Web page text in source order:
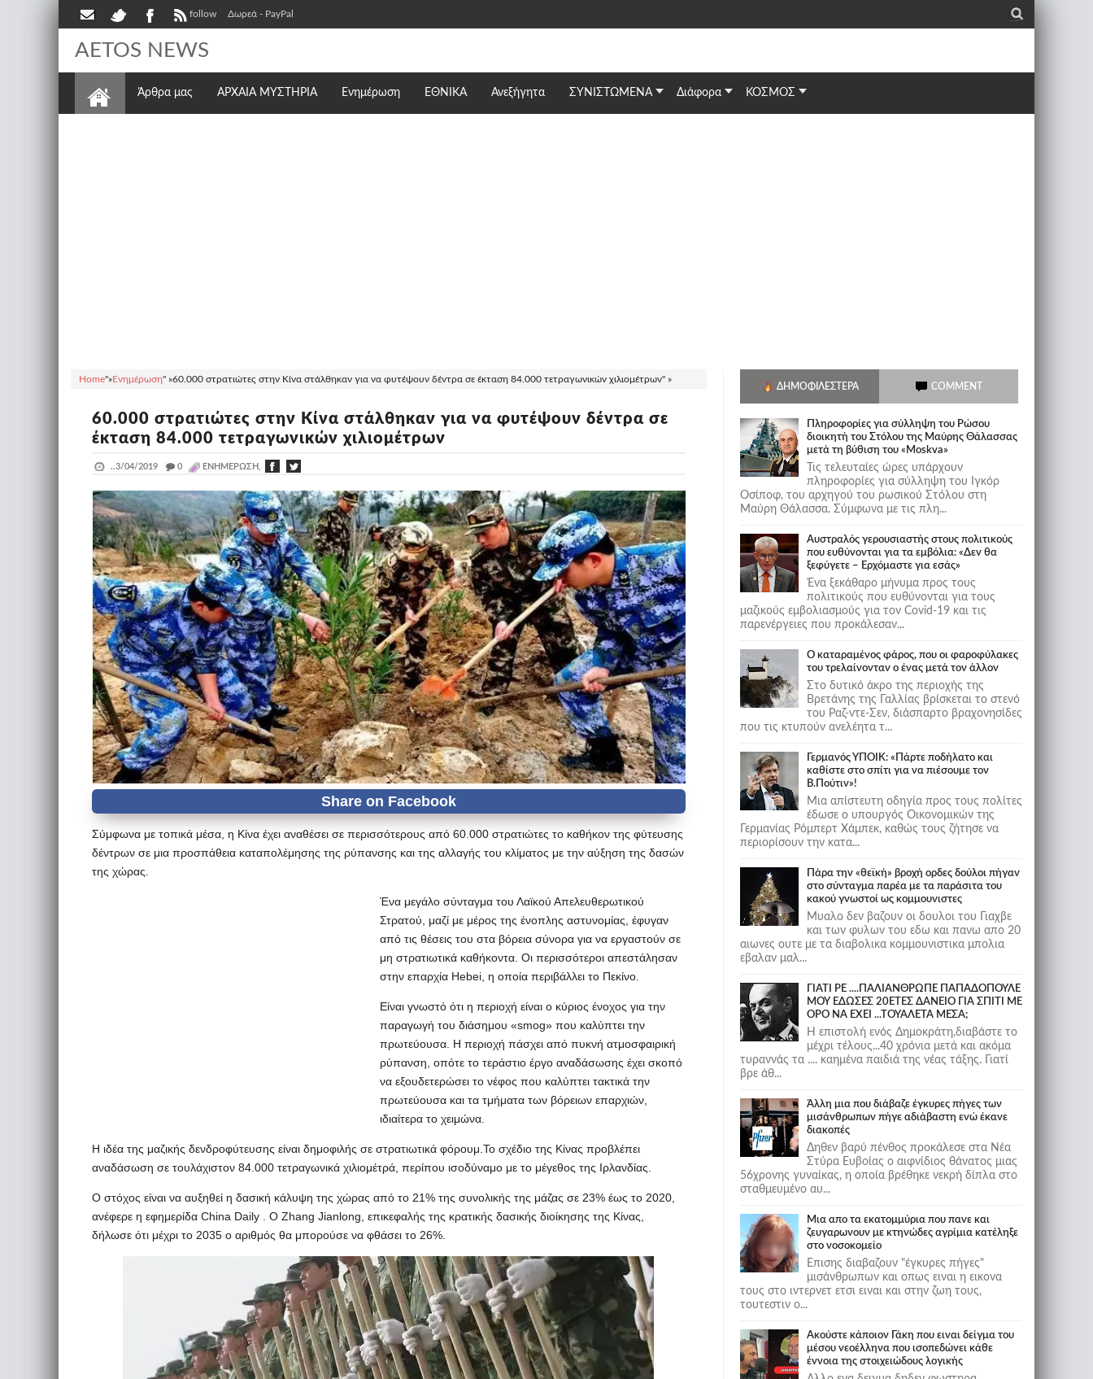
follow Δωρεά - PayPal _
AETOS NEWS
Άρθρα μας ΑΡΧΑΙΑ ΜΥΣΤΗΡΙΑ Ενημέρωση ΕΘΝΙΚΆ Ανεξήγητα ΣΥΝΙΣΤΩΜΕΝΑ Διάφορα ΚΟΣΜΟΣ
Home"»Ενημέρωση" »60.000 στρατιώτες στην Κίνα στάλθηκαν για να φυτέψουν δέντρα σε έκταση 84.000 τετραγωνικών χιλιομέτρων" »
60.000 στρατιώτες στην Κίνα στάλθηκαν για να φυτέψουν δέντρα σε
έκταση 84.000 τετραγωνικών χιλιομέτρων
..3/04/2019 _ 0 ΕΝΗΜΈΡΩΣΗ,
Σύμφωνα με τοπικά μέσα, η Κίνα έχει αναθέσει σε περισσότερους από 60.000 στρατιώτες το καθήκον της φύτευσης
δέντρων σε μια προσπάθεια καταπολέμησης της ρύπανσης και της αλλαγής του κλίματος με την αύξηση της δασών
της χώρας.
Ένα μεγάλο σύνταγμα του Λαϊκού Απελευθερωτικού
Στρατού, μαζί με μέρος της ένοπλης αστυνομίας, έφυγαν
από τις θέσεις του στα βόρεια σύνορα για να εργαστούν σε
μη στρατιωτικά καθήκοντα. Οι περισσότεροι απεστάλησαν
στην επαρχία Hebei, η οποία περιβάλλει το Πεκίνο.
Είναι γνωστό ότι η περιοχή είναι ο κύριος ένοχος για την
παραγωγή του διάσημου «smog» που καλύπτει την
πρωτεύουσα. Η περιοχή πάσχει από πυκνή ατμοσφαιρική
ρύπανση, οπότε το τεράστιο έργο αναδάσωσης έχει σκοπό
να εξουδετερώσει το νέφος που καλύπτει τακτικά την
πρωτεύουσα και τα τμήματα των βόρειων επαρχιών,
ιδιαίτερα το χειμώνα.
Η ιδέα της μαζικής δενδροφύτευσης είναι δημοφιλής σε στρατιωτικά φόρουμ.Το σχέδιο της Κίνας προβλέπει
αναδάσωση σε τουλάχιστον 84.000 τετραγωνικά χιλιομέτρά, περίπου ισοδύναμο με το μέγεθος της Ιρλανδίας.
Ο στόχος είναι να αυξηθεί η δασική κάλυψη της χώρας από το 21% της συνολικής της μάζας σε 23% έως το 2020,
ανέφερε η εφημερίδα China Daily . Ο Zhang Jianlong, επικεφαλής της κρατικής δασικής διοίκησης της Κίνας,
δήλωσε ότι μέχρι το 2035 ο αριθμός θα μπορούσε να φθάσει το 26%.
ΔΗΜΟΦΙΛΈΣΤΕΡΑ COMMENT
Πληροφορίες για σύλληψη του Ρώσου
διοικητή του Στόλου της Mαύρης Θάλασσας
μετά τη βύθιση του «Moskva»
Τις τελευταίες ώρες υπάρχουν
πληροφορίες για σύλληψη του Ιγκόρ
Οσίποφ, του αρχηγού του ρωσικού Στόλου στη
Μαύρη Θάλασσα. Σύμφωνα με τις πλη...
Αυστραλός γερουσιαστής στους πολιτικούς
που ευθύνονται για τα εμβόλια: «Δεν θα
ξεφύγετε – Ερχόμαστε για εσάς»
Ένα ξεκάθαρο μήνυμα προς τους
πολιτικούς που ευθύνονται για τους
μαζικούς εμβολιασμούς για τον Covid-19 και τις
παρενέργειες που προκάλεσαν...
Ο καταραμένος φάρος, που οι φαροφύλακες
του τρελαίνονταν ο ένας μετά τον άλλον
Στο δυτικό άκρο της περιοχής της
Βρετάνης της Γαλλίας βρίσκεται το στενό
του Ραζ-ντε-Σεν, διάσπαρτο βραχονησίδες
που τις κτυπούν ανελέητα τ...
Γερμανός ΥΠΟΙΚ: «Πάρτε ποδήλατο και
καθίστε στο σπίτι για να πιέσουμε τον
Β.Πούτιν»!
Μια απίστευτη οδηγία προς τους πολίτες
έδωσε ο υπουργός Οικονομικών της
Γερμανίας Ρόμπερτ Χάμπεκ, καθώς τους ζήτησε να
περιορίσουν την κατα...
Πάρα την «θεϊκή» βροχή ορδες δούλοι πήγαν
στο σύνταγμα παρέα με τα παράσιτα του
κακού γνωστοί ως κομμουνιστες
Μυαλο δεν βαζουν οι δουλοι του Γιαχβε
και των φυλων του εδω και πανω απο 20
αιωνες ουτε με τα διαβολικα κομμουνιστικα μπολια
εβαλαν μαλ...
ΓΙΑΤΙ ΡΕ ....ΠΑΛΙΑΝΘΡΩΠΕ ΠΑΠΑΔΟΠΟΥΛΕ
ΜΟΥ ΕΔΩΣΕΣ 20ΕΤΕΣ ΔΑΝΕΙΟ ΓΙΑ ΣΠΙΤΙ ΜΕ
ΟΡΟ ΝΑ ΕΧΕΙ ...ΤΟΥΑΛΕΤΑ ΜΕΣΑ;
Η επιστολή ενός Δημοκράτη,διαβάστε το
μέχρι τέλους...40 χρόνια μετά και ακόμα
τυραννάς τα .... καημένα παιδιά της νέας τάξης. Γιατί
βρε άθ...
Άλλη μια που διάβαζε έγκυρες πήγες των
μισάνθρωπων πήγε αδιάβαστη ενώ έκανε
διακοπές
Δηθεν βαρύ πένθος προκάλεσε στα Νέα
Στύρα Ευβοίας ο αιφνίδιος θάνατος μιας
56χρονης γυναίκας, η οποία βρέθηκε νεκρή δίπλα στο
σταθμευμένο αυ...
Μια απο τα εκατομμύρια που πανε και
ζευγαρωνουν με κτηνώδες αγρίμια κατέληξε
στο νοσοκομείο
Επισης διαβαζουν "έγκυρες πήγες"
μισάνθρωπων και οπως ειναι η εικονα
τους στο ιντερνετ ετσι ειναι και στην ζωη τους,
τουτεστιν ο...
Ακούστε κάποιον Γάκη που ειναι δείγμα του
μέσου νεοέλληνα που ισοπεδώνει κάθε
έννοια της στοιχειώδους λογικής